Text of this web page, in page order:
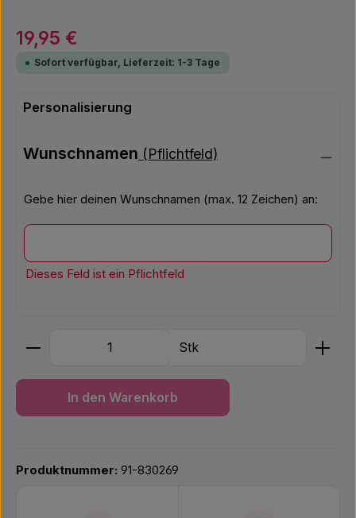
Regulärer Preis:
19,95 €
Sofort verfügbar, Lieferzeit: 1-3 Tage
Personalisierung
Wunschnamen (Pflichtfeld)
Gebe hier deinen Wunschnamen (max. 12 Zeichen) an:
Wunschnamen
Dieses Feld ist ein Pflichtfeld
Produkt Anzahl: Gib den gewünschten Wert ein
Stk
In den Warenkorb
Produktnummer: 91-830269